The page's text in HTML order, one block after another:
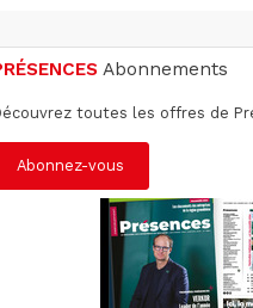
Abonnements
toutes les offres de
Abonnez-vous